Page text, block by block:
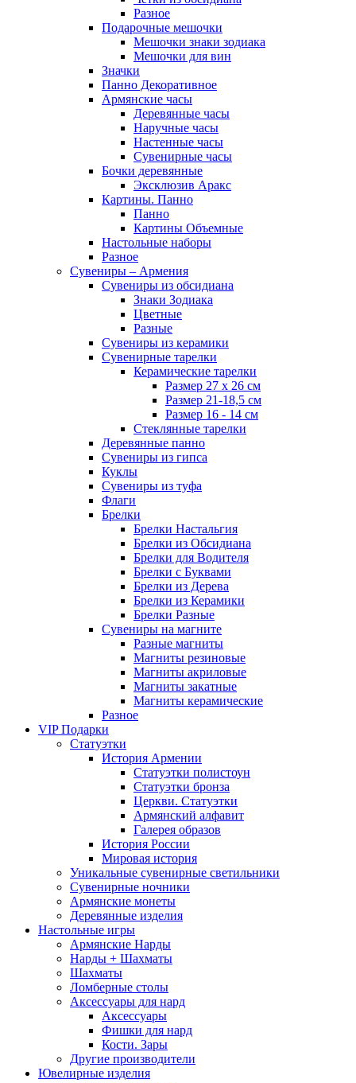
Разное
Подарочные мешочки
Мешочки знаки зодиака
Мешочки для вин
Значки
Панно Декоративное
Армянские часы
Деревянные часы
Наручные часы
Настенные часы
Сувенирные часы
Бочки деревянные
Эксклюзив Аракс
Картины. Панно
Панно
Картины Объемные
Настольные наборы
Разное
Сувениры – Армения
Сувениры из обсидиана
Знаки Зодиака
Цветные
Разные
Сувениры из керамики
Сувенирные тарелки
Керамические тарелки
Размер 27 х 26 см
Размер 21-18,5 см
Размер 16 - 14 см
Стеклянные тарелки
Деревянные панно
Сувениры из гипса
Куклы
Сувениры из туфа
Флаги
Брелки
Брелки Настальгия
Брелки из Обсидиана
Брелки для Водителя
Брелки с Буквами
Брелки из Дерева
Брелки из Керамики
Брелки Разные
Сувениры на магните
Разные магниты
Магниты резиновые
Магниты акриловые
Магниты закатные
Магниты керамические
Разное
VIP Подарки
Статуэтки
История Армении
Статуэтки полистоун
Статуэтки бронза
Церкви. Статуэтки
Армянский алфавит
Галерея образов
История России
Мировая история
Уникальные сувенирные светильники
Сувенирные ночники
Армянские монеты
Деревянные изделия
Настольные игры
Армянские Нарды
Нарды + Шахматы
Шахматы
Ломберные столы
Аксессуары для нард
Аксессуары
Фишки для нард
Кости. Зары
Другие производители
Ювелирные изделия